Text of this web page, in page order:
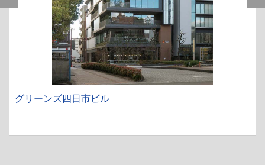
グリーンズ四日市ビル